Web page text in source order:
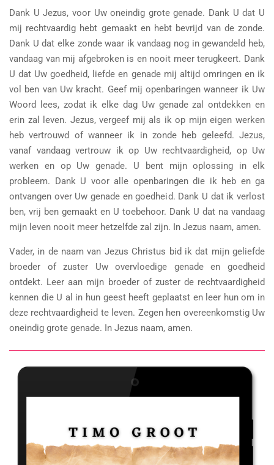
Dank U Jezus, voor Uw oneindig grote genade. Dank U dat U
mij rechtvaardig hebt gemaakt en hebt bevrijd van de zonde.
Dank U dat elke zonde waar ik vandaag nog in gewandeld heb,
vandaag van mij afgebroken is en nooit meer terugkeert. Dank
U dat Uw goedheid, liefde en genade mij altijd omringen en ik
vol ben van Uw kracht. Geef mij openbaringen wanneer ik Uw
Woord lees, zodat ik elke dag Uw genade zal ontdekken en
erin zal leven. Jezus, vergeef mij als ik op mijn eigen werken
heb vertrouwd of wanneer ik in zonde heb geleefd. Jezus,
vanaf vandaag vertrouw ik op Uw rechtvaardigheid, op Uw
werken en op Uw genade. U bent mijn oplossing in elk
probleem. Dank U voor alle openbaringen die ik heb en ga
ontvangen over Uw genade en goedheid. Dank U dat ik verlost
ben, vrij ben gemaakt en U toebehoor. Dank U dat na vandaag
mijn leven nooit meer hetzelfde zal zijn. In Jezus naam, amen.
Vader, in de naam van Jezus Christus bid ik dat mijn geliefde
broeder of zuster Uw overvloedige genade en goedheid
ontdekt. Leer aan mijn broeder of zuster de rechtvaardigheid
kennen die U al in hun geest heeft geplaatst en leer hun om in
deze rechtvaardigheid te leven. Zegen hen overeenkomstig Uw
oneindig grote genade. In Jezus naam, amen.